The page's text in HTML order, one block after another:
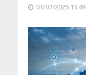
03/07/2026 13:49